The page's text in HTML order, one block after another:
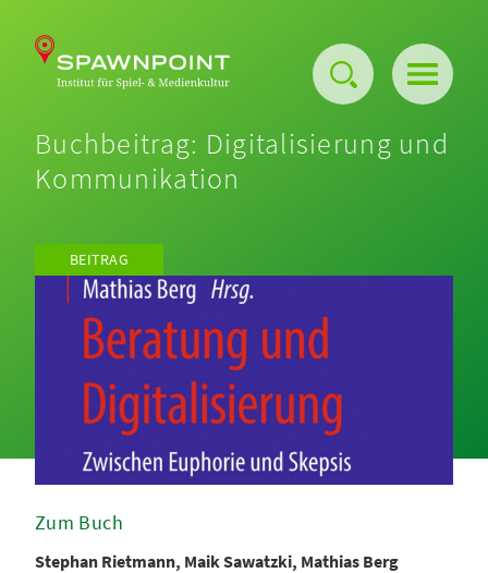
Über uns
Projekte
Publikationen
Barriere-freier Maker-Space
Buchbeitrag: Digitalisierung und
Kommunikation
BEITRAG
Zum Buch
Stephan Rietmann, Maik Sawatzki, Mathias Berg